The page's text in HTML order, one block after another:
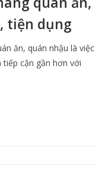
tiện dụng
ăn, quán nhậu là việc
cận gần hơn với